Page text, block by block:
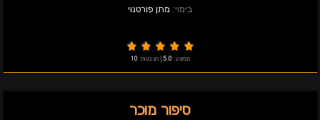
בימוי: מתן פורטנוי
ממוצע: 5.0
|הצבעות: 10
סיפור מוכר